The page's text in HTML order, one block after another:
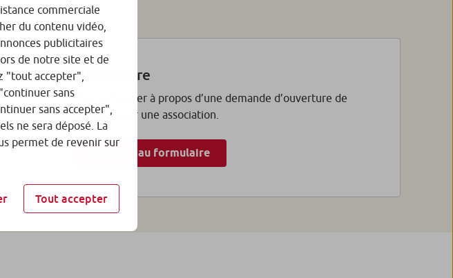
Nous écrire
Pour échanger à propos d’une demande d’ouverture de
compte pour une association.
Accéder au formulaire
commerciale
du contenu vidéo,
publicitaires
de notre site et de
"tout accepter",
sans
sans accepter",
ne sera déposé. La
permet de revenir sur
Tout accepter